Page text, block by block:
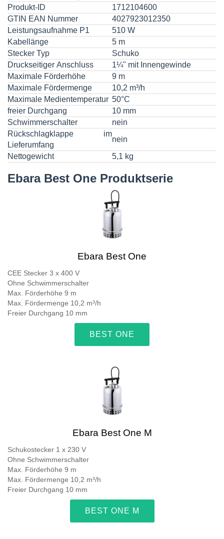
Produkt-ID
1712104600
GTIN EAN Nummer
4027923012350
Leistungsaufnahme P1
510 W
Kabellänge
5 m
Stecker Typ
Schuko
Druckseitiger Anschluss
1¼" mit Innengewinde
Maximale Förderhöhe
9 m
Maximale Fördermenge
10,2 m³/h
Maximale Medientemperatur 50°C
freier Durchgang
10 mm
Schwimmerschalter
nein
Rückschlagklappe im
Lieferumfang
nein
Nettogewicht
5,1 kg
Ebara Best One Produktserie
Ebara Best One
CEE Stecker 3 x 400 V
Ohne Schwimmerschalter
Max. Förderhöhe 9 m
Max. Fördermenge 10,2 m³/h
Freier Durchgang 10 mm
BEST ONE
Ebara Best One M
Schukostecker 1 x 230 V
Ohne Schwimmerschalter
Max. Förderhöhe 9 m
Max. Fördermenge 10,2 m³/h
Freier Durchgang 10 mm
BEST ONE M